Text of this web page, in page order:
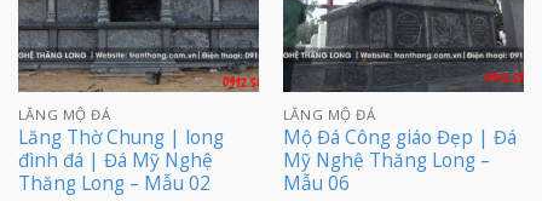
LĂNG MỘ ĐÁ
Lăng Thờ Chung | long
đình đá | Đá Mỹ Nghệ
Thăng Long – Mẫu 02
LĂNG MỘ ĐÁ
Mộ Đá Công giáo Đẹp | Đá
Mỹ Nghệ Thăng Long –
Mẫu 06